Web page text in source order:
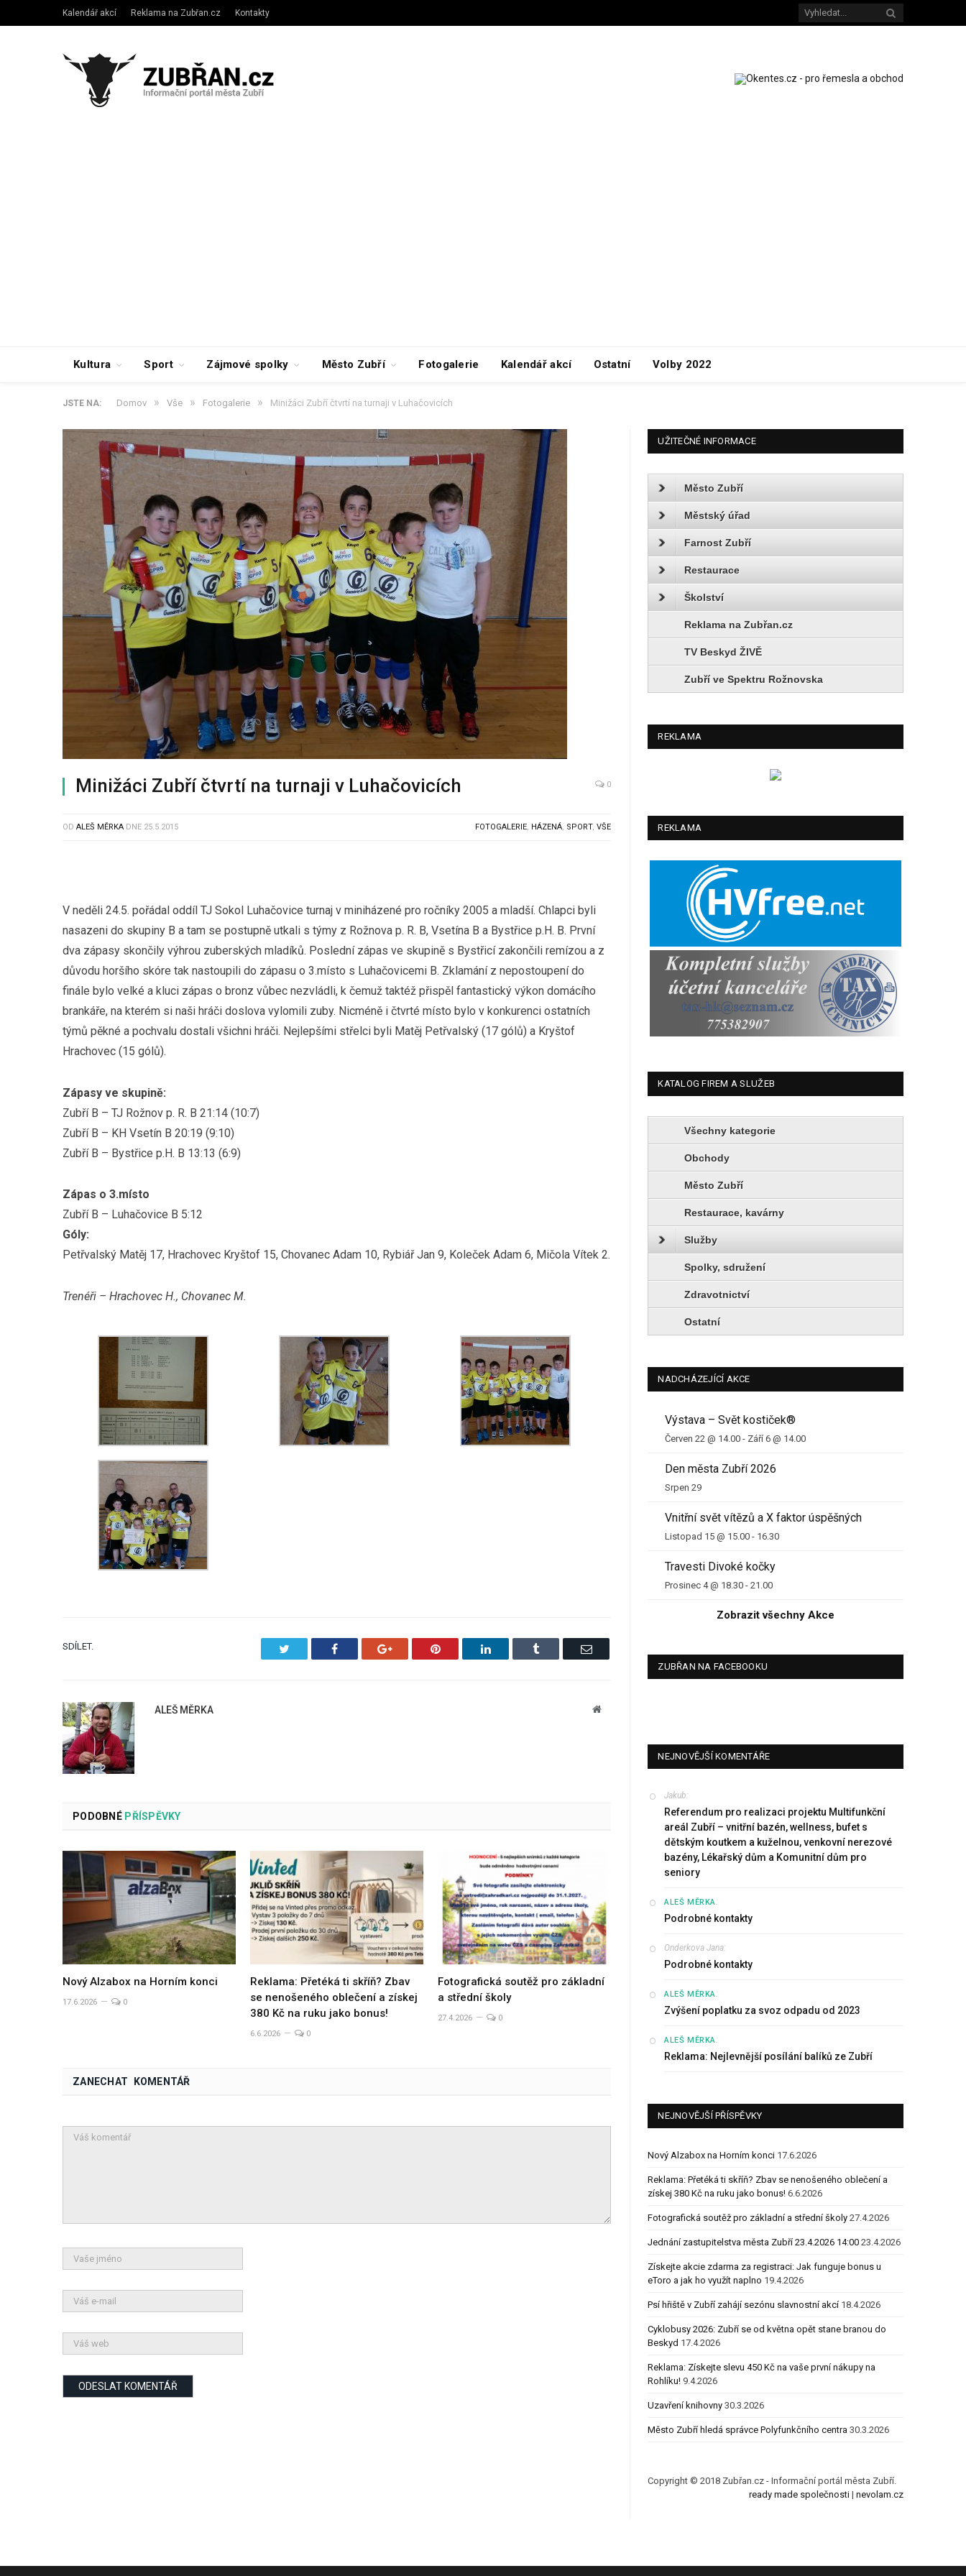
Kalendář akcí Reklama na Zubřan.cz Kontakty
Kultura Sport Zájmové spolky Město Zubří Fotogalerie Kalendář akcí Ostatní Volby 2022
JSTE NA: Domov » Vše » Fotogalerie » Minižáci Zubří čtvrtí na turnaji v Luhačovicích
Minižáci Zubří čtvrtí na turnaji v Luhačovicích 0
OD ALEŠ MĚRKA DNE 25.5.2015 FOTOGALERIE, HÁZENÁ, SPORT,VŠE
V neděli 24.5. pořádal oddíl TJ Sokol Luhačovice turnaj v miniházené pro ročníky 2005 a mladší. Chlapci byli
nasazeni do skupiny B a tam se postupně utkali s týmy z Rožnova p. R. B, Vsetína B a Bystřice p.H. B. První
dva zápasy skončily výhrou zuberských mladíků. Poslední zápas ve skupině s Bystřicí zakončili remízou a z
důvodu horšího skóre tak nastoupili do zápasu o 3.místo s Luhačovicemi B. Zklamání z nepostoupení do
finále bylo velké a kluci zápas o bronz vůbec nezvládli, k čemuž taktéž přispěl fantastický výkon domácího
brankáře, na kterém si naši hráči doslova vylomili zuby. Nicméně i čtvrté místo bylo v konkurenci ostatních
týmů pěkné a pochvalu dostali všichni hráči. Nejlepšími střelci byli Matěj Petřvalský (17 gólů) a Kryštof
Hrachovec (15 gólů).
Zápasy ve skupině:
Zubří B – TJ Rožnov p. R. B 21:14 (10:7)
Zubří B – KH Vsetín B 20:19 (9:10)
Zubří B – Bystřice p.H. B 13:13 (6:9)
Zápas o 3.místo
Zubří B – Luhačovice B 5:12
Góly:
Petřvalský Matěj 17, Hrachovec Kryštof 15, Chovanec Adam 10, Rybiář Jan 9, Koleček Adam 6, Mičola Vítek 2.
Trenéři – Hrachovec H., Chovanec M.
SDÍLET. Facebook Google+ Pinterest LinkedIn Tumblr Email
ALEŠ MĚRKA Website
PODOBNÉPŘÍSPĚVKY
Nový Alzabox na Horním konci
17.6.2026 0
Reklama: Přetéká ti skříň? Zbav
se nenošeného oblečení a získej
380 Kč na ruku jako bonus!
6.6.2026 0
Fotografická soutěž pro základní
a střední školy
27.4.2026 0
ZANECHAT KOMENTÁŘ
UŽITEČNÉ INFORMACE
Město Zubří
Městský úřad
Farnost Zubří
Restaurace
Školství
Reklama na Zubřan.cz
TV Beskyd ŽIVĚ
Zubří ve Spektru Rožnovska
REKLAMA
REKLAMA
KATALOG FIREM A SLUŽEB
Všechny kategorie
Obchody
Město Zubří
Restaurace, kavárny
Služby
Spolky, sdružení
Zdravotnictví
Ostatní
NADCHÁZEJÍCÍ AKCE
Výstava – Svět kostiček®
Červen 22 @ 14.00 - Září 6 @ 14.00
Den města Zubří 2026
Srpen 29
Vnitřní svět vítězů a X faktor úspěšných
Listopad 15 @ 15.00 - 16.30
Travesti Divoké kočky
Prosinec 4 @ 18.30 -21.00
Zobrazit všechny Akce
ZUBŘAN NA FACEBOOKU
NEJNOVĚJŠÍ KOMENTÁŘE
Jakub:
Referendum pro realizaci projektu Multifunkční
areál Zubří – vnitřní bazén, wellness, bufet s
dětským koutkem a kuželnou, venkovní nerezové
bazény, Lékařský dům a Komunitní dům pro
seniory
ALEŠ MĚRKA:
Podrobné kontakty
Onderkova Jana:
Podrobné kontakty
ALEŠ MĚRKA:
Zvýšení poplatku za svoz odpadu od 2023
ALEŠ MĚRKA:
Reklama: Nejlevnější posílání balíků ze Zubří
NEJNOVĚJŠÍ PŘÍSPĚVKY
Nový Alzabox na Horním konci 17.6.2026
Reklama: Přetéká ti skříň? Zbav se nenošeného oblečení a
získej 380 Kč na ruku jako bonus! 6.6.2026
Fotografická soutěž pro základní a střední školy 27.4.2026
Jednání zastupitelstva města Zubří 23.4.2026 14:00 23.4.2026
Získejte akcie zdarma za registraci: Jak funguje bonus u
eToro a jak ho využít naplno 19.4.2026
Psí hřiště v Zubří zahájí sezónu slavnostní akcí 18.4.2026
Cyklobusy 2026: Zubří se od května opět stane branou do
Beskyd 17.4.2026
Reklama: Získejte slevu 450 Kč na vaše první nákupy na
Rohlíku! 9.4.2026
Uzavření knihovny 30.3.2026
Město Zubří hledá správce Polyfunkčního centra 30.3.2026
Copyright © 2018 Zubřan.cz - Informační portál města Zubří.
ready made společnosti| nevolam.cz